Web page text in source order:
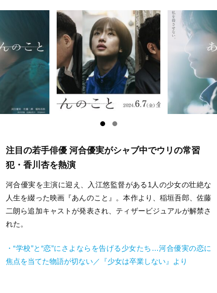
注目の若手俳優 河合優実がシャブ中でウリの常習
犯・香川杏を熱演
河合優実を主演に迎え、入江悠監督がある1人の少女の壮絶な
人生を綴った映画『あんのこと』。本作より、稲垣吾郎、佐藤
二朗ら追加キャストが発表され、ティザービジュアルが解禁さ
れた。
・“学校”と“恋”にさよならを告げる少女たち…河合優実の恋に
焦点を当てた物語が切ない／『少女は卒業しない』より